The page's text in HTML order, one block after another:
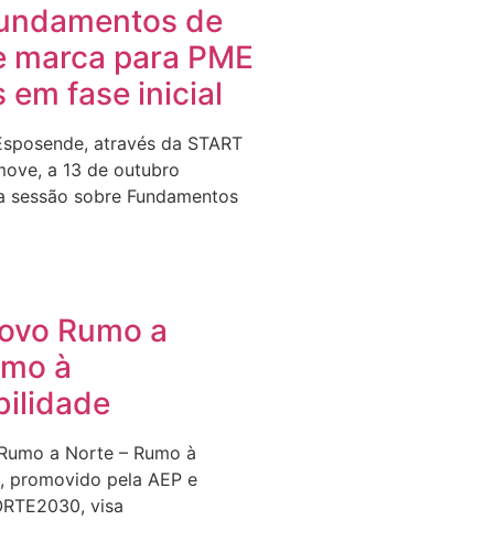
de
marca para PME
em fase inicial
através da START
a 13 de outubro
sessão sobre Fundamentos
Rumo a
à
a Norte – Rumo à
promovido pela AEP e
visa